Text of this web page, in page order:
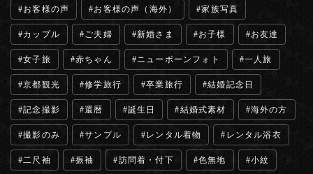
お客様の声 お客様の声（海外） 家族写真
カップル ご夫婦 新婚さま お子様 お友達
女子旅 赤ちゃん ニューボーンフォト 一人旅
京都観光 修学旅行 卒業旅行 結婚記念日
記念撮影 還暦 誕生日 結婚式素材 海外の方
撮影のみ サンプル レンタル着物 レンタル浴衣
二尺袖 振袖 訪問着・付下 色無地 小紋